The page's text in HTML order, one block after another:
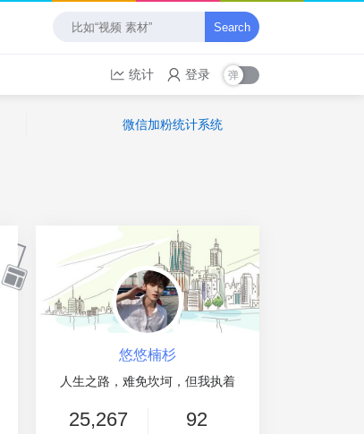
Search
统计 登录
微信加粉统计系统
悠悠楠杉
人生之路，难免坎坷，但我执着
25,267 92